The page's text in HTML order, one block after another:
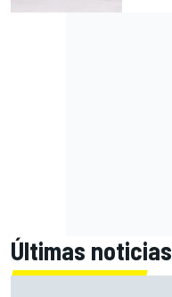
Últimas noticias